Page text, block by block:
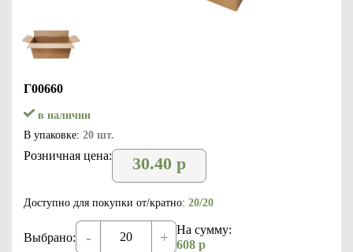
Г00660
в наличии
В упаковке: 20 шт.
Розничная цена: 30.40 р
Доступно для покупки от/кратно: 20/20
Выбрано: - +
На сумму:
608 р